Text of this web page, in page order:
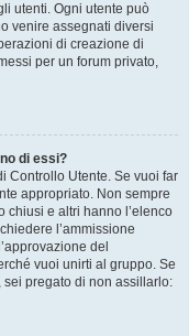
utenti. Ogni utente può
venire assegnati diversi
di creazione di
per un forum privato,
di essi?
Controllo Utente. Se vuoi far
appropriato. Non sempre
chiusi e altri hanno l’elenco
l’ammissione
del
vuoi unirti al gruppo. Se
pregato di non assillarlo: